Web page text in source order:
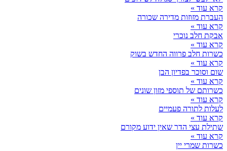
קרא עוד »
העברת מזוזות מדירה שכורה
קרא עוד »
אבקת חלב נוכרי
קרא עוד »
כשרות חלב פרווה החדש בשוק
קרא עוד »
שום וסוכר בפדיון הבן
קרא עוד »
כשרותם של תוספי מזון שונים
קרא עוד »
לעלות לתורה פעמיים
קרא עוד »
שתילת עצי הדר שאין ידוע מקורם
קרא עוד »
כשרות שמרי יין